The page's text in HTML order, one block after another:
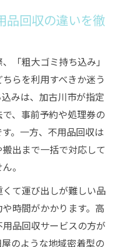
品回収の違いを徹
「粗大ゴミ持ち込み」
らを利用すべきか迷う
みは、加古川市が指定
、事前予約や処理券の
。一方、不用品回収は
出まで一括で対応して
。
て運び出しが難しい品
時間がかかります。高
品回収サービスの方が
のような地域密着型の